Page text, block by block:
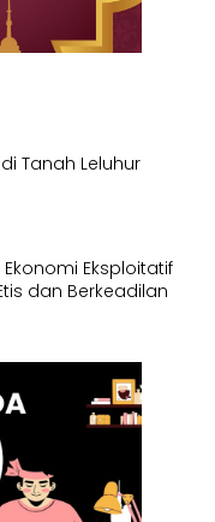
Tanah Leluhur
Eksploitatif
dan Berkeadilan